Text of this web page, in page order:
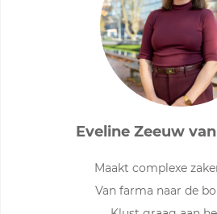
Eveline Zeeuw
Maakt complexe
Van farma naar de